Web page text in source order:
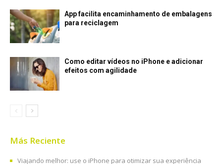
App facilita encaminhamento de embalagens
para reciclagem
Como editar vídeos no iPhone e adicionar
efeitos com agilidade
Más Reciente
Viajando melhor: use o iPhone para otimizar sua experiência